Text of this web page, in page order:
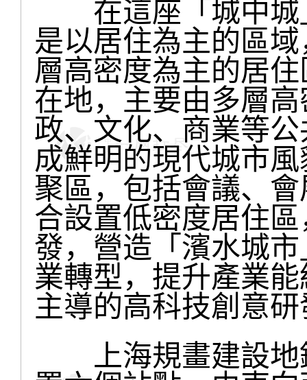
在這座「城中城
是以居住為主的區
層高密度為主的居
在地，主要由多層
政、文化、商業等
成鮮明的現代城市
聚區，包括會議、
合設置低密度居住
發，營造「濱水城
業轉型，提升產業
主導的高科技創意
上海規畫建設地